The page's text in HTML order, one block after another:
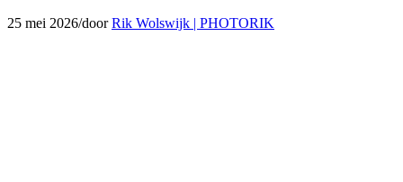
25 mei 2026/doorRik Wolswijk | PHOTORIK